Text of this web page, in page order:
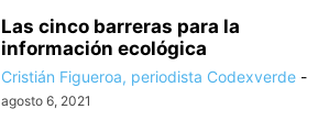
Las cinco barreras para la
información ecológica
Cristián Figueroa, periodista Codexverde -
agosto 6, 2021